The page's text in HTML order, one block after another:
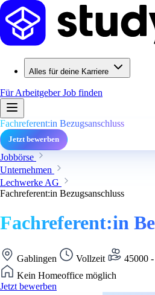
Alles für deine Karriere
Für ArbeitgeberJob finden
Fachreferent:in Bezugsanschluss
Jetzt bewerben
Jobbörse
Unternehmen
Lechwerke AG
Fachreferent:in Bezugsanschluss
Fachreferent:in
Gablingen Vollzeit
45000
Kein Homeoffice möglich
Jetzt bewerben